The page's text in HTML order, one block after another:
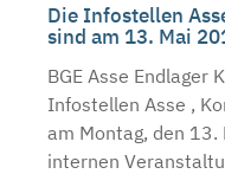
Die Infostellen
sind am 13. Mai
BGE Asse Endlager
Infostellen Asse ,
am Montag, den
internen